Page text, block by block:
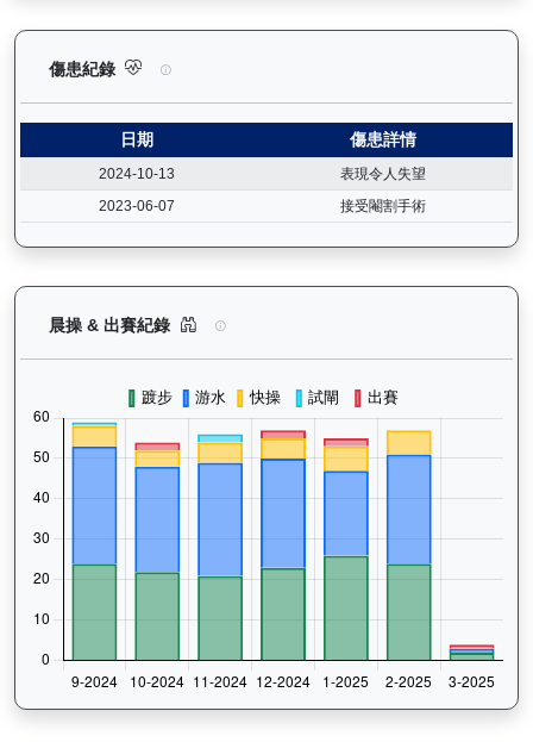
傷患紀錄 龍之輝（H410）— 傷患紀錄：查看馬匹完整
日期 傷患詳情
2024-10-13
表現令人失望
2023-06-07
接受閹割手術
晨操 & 出賽紀錄 龍之輝（H410）— 晨操及出賽紀錄圖表